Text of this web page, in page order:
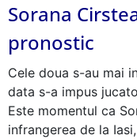
Sorana
pronostic
Cele doua s-au mai
data s-a impus
Este momentul ca
infrangerea de la